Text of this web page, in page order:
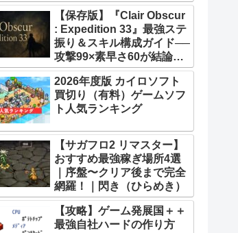
【保存版】『Clair Obscur
: Expedition 33』最強ステ
振り＆スキル構成ガイド──
攻撃99×素早さ60が結論！
全キャラ万能ビルド徹底解
説
2026年度版 カイロソフト
買切り（有料）ゲームソフ
ト人気ランキング
【サガフロ2 リマスター】
おすすめ最強稼ぎ場所4選
｜序盤〜クリア後まで完全
網羅！｜閃き（ひらめき）
【攻略】ゲーム発展国＋＋
最強自社ハードの作り方